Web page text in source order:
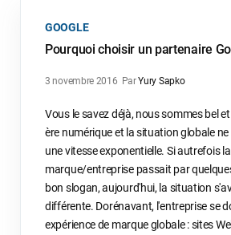
GOOGLE
Pourquoi choisir un partenaire
3 novembre 2016 ParYury Sapko
Vous le savez déjà, nous sommes bel
ère numérique et la situation globale
une vitesse exponentielle. Si autrefois
marque/entreprise passait par
bon slogan, aujourd'hui, la situation
différente. Dorénavant, l'entreprise se
expérience de marque globale : sites